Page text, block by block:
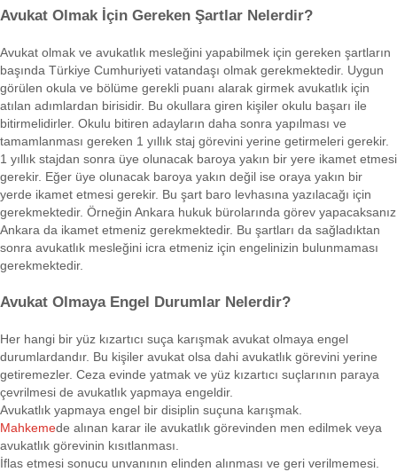
Avukat Olmak İçin Gereken Şartlar Nelerdir?
Avukat olmak ve avukatlık mesleğini yapabilmek için gereken şartların
başında Türkiye Cumhuriyeti vatandaşı olmak gerekmektedir. Uygun
görülen okula ve bölüme gerekli puanı alarak girmek avukatlık için
atılan adımlardan birisidir. Bu okullara giren kişiler okulu başarı ile
bitirmelidirler. Okulu bitiren adayların daha sonra yapılması ve
tamamlanması gereken 1 yıllık staj görevini yerine getirmeleri gerekir.
1 yıllık stajdan sonra üye olunacak baroya yakın bir yere ikamet etmesi
gerekir. Eğer üye olunacak baroya yakın değil ise oraya yakın bir
yerde ikamet etmesi gerekir. Bu şart baro levhasına yazılacağı için
gerekmektedir. Örneğin Ankara hukuk bürolarında görev yapacaksanız
Ankara da ikamet etmeniz gerekmektedir. Bu şartları da sağladıktan
sonra avukatlık mesleğini icra etmeniz için engelinizin bulunmaması
gerekmektedir.
Avukat Olmaya Engel Durumlar Nelerdir?
Her hangi bir yüz kızartıcı suça karışmak avukat olmaya engel
durumlardandır. Bu kişiler avukat olsa dahi avukatlık görevini yerine
getiremezler. Ceza evinde yatmak ve yüz kızartıcı suçlarının paraya
çevrilmesi de avukatlık yapmaya engeldir.
Avukatlık yapmaya engel bir disiplin suçuna karışmak.
Mahkemede alınan karar ile avukatlık görevinden men edilmek veya
avukatlık görevinin kısıtlanması.
İflas etmesi sonucu unvanının elinden alınması ve geri verilmemesi.